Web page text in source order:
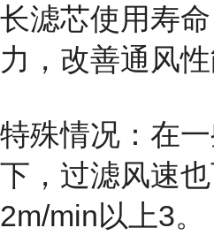
长滤芯使用寿
力，改善通风性
特殊情况：在
下，过滤风速也
2m/min以上3。